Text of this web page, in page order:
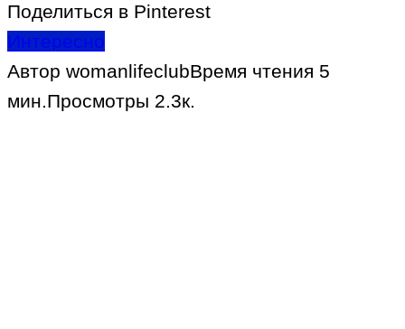
Поделиться в Pinterest
Интересно
Автор womanlifeclubВремя чтения 5
мин.Просмотры 2.3к.